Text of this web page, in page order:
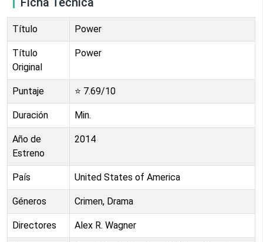
Título Power
Título
Original
Power
Puntaje ⭐ 7.69/10
Duración Min.
Año de
Estreno
2014
País United States of America
Géneros Crimen, Drama
Directores Alex R. Wagner